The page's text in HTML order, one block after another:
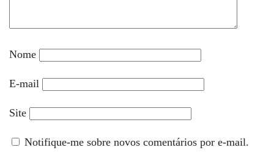
Nome
E-mail
Site
Notifique-me sobre novos comentários por e-mail.